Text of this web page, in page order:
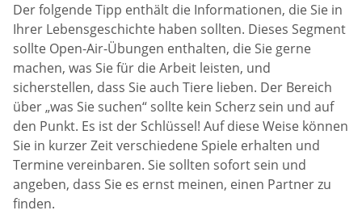
Der folgende Tipp enthält die Informationen, die Sie in
Ihrer Lebensgeschichte haben sollten. Dieses Segment
sollte Open-Air-Übungen enthalten, die Sie gerne
machen, was Sie für die Arbeit leisten, und
sicherstellen, dass Sie auch Tiere lieben. Der Bereich
über „was Sie suchen“ sollte kein Scherz sein und auf
den Punkt. Es ist der Schlüssel! Auf diese Weise können
Sie in kurzer Zeit verschiedene Spiele erhalten und
Termine vereinbaren. Sie sollten sofort sein und
angeben, dass Sie es ernst meinen, einen Partner zu
finden.